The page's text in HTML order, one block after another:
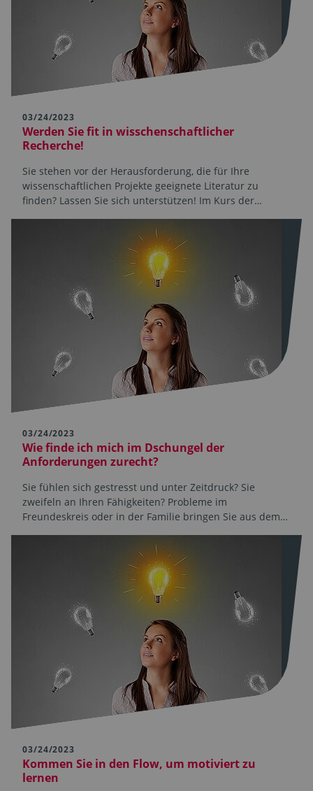
03/24/2023
Werden Sie fit in wisschenschaftlicher
Recherche!
Sie stehen vor der Herausforderung, die für Ihre
wissenschaftlichen Projekte geeignete Literatur zu
finden? Lassen Sie sich unterstützen! Im Kurs der…
03/24/2023
Wie finde ich mich im Dschungel der
Anforderungen zurecht?
Sie fühlen sich gestresst und unter Zeitdruck? Sie
zweifeln an Ihren Fähigkeiten? Probleme im
Freundeskreis oder in der Familie bringen Sie aus dem…
03/24/2023
Kommen Sie in den Flow, um motiviert zu
lernen